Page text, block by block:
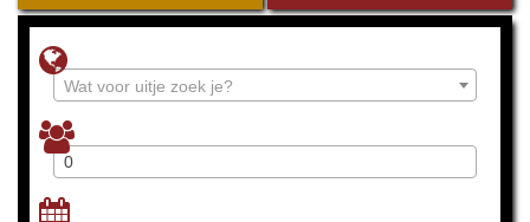
Wat voor uitje zoek je?